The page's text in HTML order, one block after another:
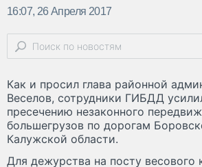
16:07, 26 Апреля 2017
Как и просил глава районной
Веселов, сотрудники ГИБДД
пресечению незаконного
большегрузов по дорогам
Калужской области.
Для дежурства на посту весового